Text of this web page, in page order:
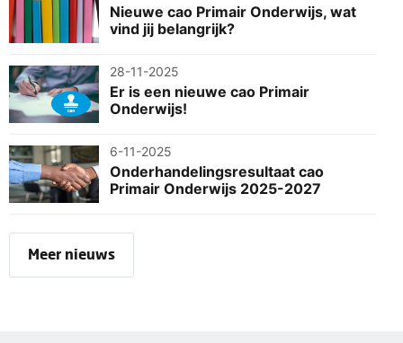
Nieuwe cao Primair Onderwijs, wat
vind jij belangrijk?
28-11-2025
Er is een nieuwe cao Primair
Onderwijs!
6-11-2025
Onderhandelingsresultaat cao
Primair Onderwijs 2025-2027
Meer nieuws